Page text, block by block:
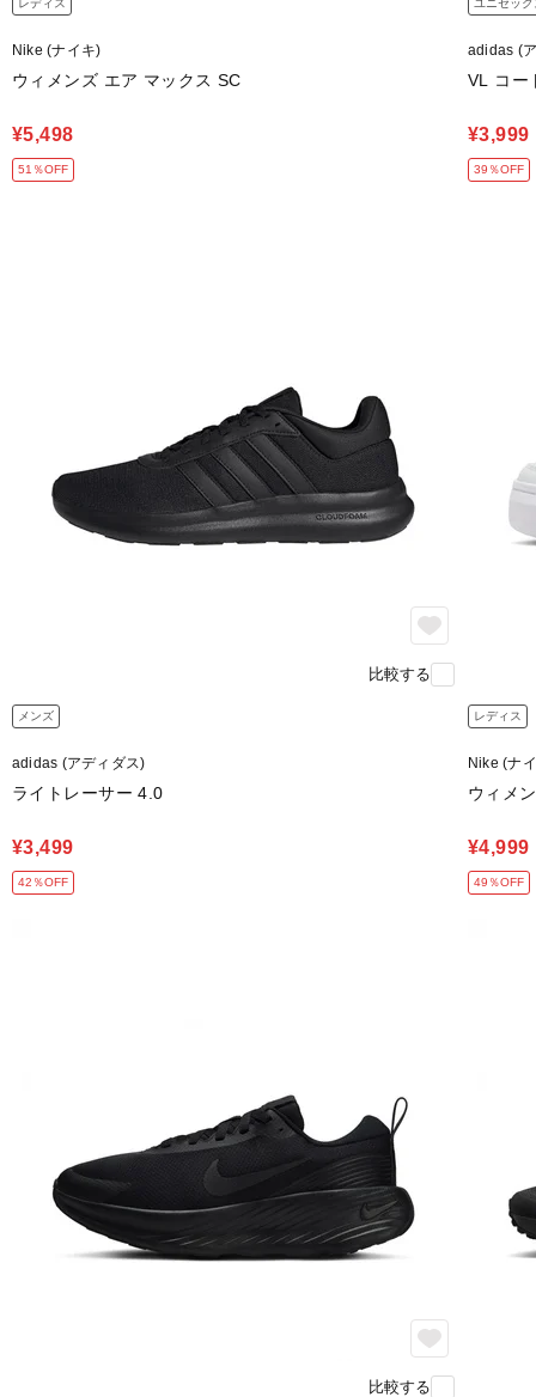
レディス
Nike (ナイキ)
ウィメンズ エア マックス SC
¥5,498
51％OFF
ユニセック
adidas (
VL コー
¥3,999
39％OFF
比較する
メンズ
adidas (アディダス)
ライトレーサー 4.0
¥3,499
42％OFF
レディス
Nike (ナ
ウィメ
¥4,999
49％OFF
比較する